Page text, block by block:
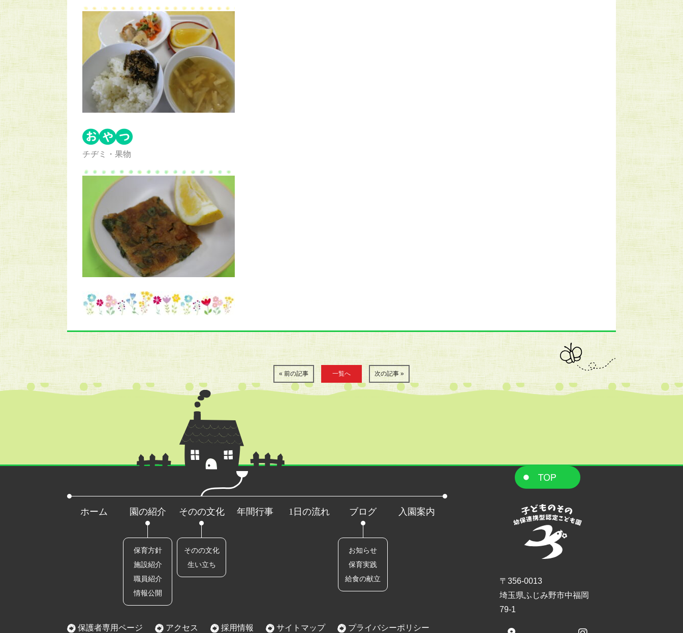
チヂミ・果物
« 前の記事 一覧へ 次の記事 »
ホーム 園の紹介
保育方針
施設紹介
職員紹介
情報公開
そのの文化
そのの文化
生い立ち
年間行事 1日の流れ ブログ
お知らせ
保育実践
給食の献立
入園案内
保護者専用ページ アクセス 採用情報 サイトマップ プライバシーポリシー
〒356-0013
埼玉県ふじみ野市中福岡
79-1